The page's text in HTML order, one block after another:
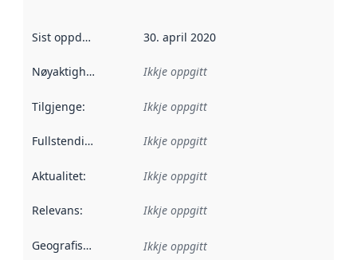
Sist oppdatert 30. april 2020
Nøyaktigheit Ikkje oppgitt
Tilgjenge: Ikkje oppgitt
Fullstendigheit Ikkje oppgitt
Aktualitet: Ikkje oppgitt
Relevans: Ikkje oppgitt
Geografisk område Ikkje oppgitt